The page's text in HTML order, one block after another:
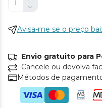
Avisa-me se o preço
Envio gratuito para
Cancele ou devolva
Métodos de